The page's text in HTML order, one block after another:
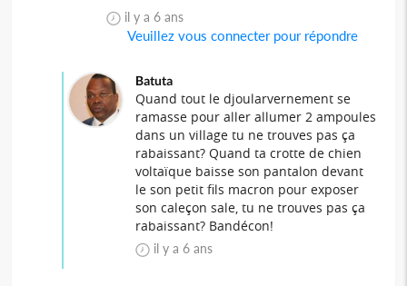
il y a 6 ans
Veuillez vous connecter pour répondre
Batuta
Quand tout le djoularvernement se
ramasse pour aller allumer 2 ampoules
dans un village tu ne trouves pas ça
rabaissant? Quand ta crotte de chien
voltaïque baisse son pantalon devant
le son petit fils macron pour exposer
son caleçon sale, tu ne trouves pas ça
rabaissant? Bandécon!
il y a 6 ans